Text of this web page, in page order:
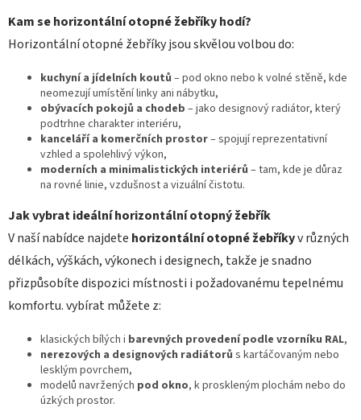
Kam se horizontální otopné žebříky hodí?
Horizontální otopné žebříky jsou skvělou volbou do:
kuchyní a jídelních koutů – pod okno nebo k volné stěně, kde
neomezují umístění linky ani nábytku,
obývacích pokojů a chodeb – jako designový radiátor, který
podtrhne charakter interiéru,
kanceláří a komerčních prostor– spojují reprezentativní
vzhled a spolehlivý výkon,
moderních a minimalistických interiérů – tam, kde je důraz
na rovné linie, vzdušnost a vizuální čistotu.
Jak vybrat ideální horizontální otopný žebřík
V naší nabídce najdete horizontální otopné žebříkyv různých
délkách, výškách, výkonech i designech, takže je snadno
přizpůsobíte dispozici místnosti i požadovanému tepelnému
komfortu. vybírat můžete z:
klasických bílých i barevných provedení podle vzorníku RAL,
nerezových a designových radiátorů s kartáčovaným nebo
lesklým povrchem,
modelů navržených pod okno, k proskleným plochám nebo do
úzkých prostor.